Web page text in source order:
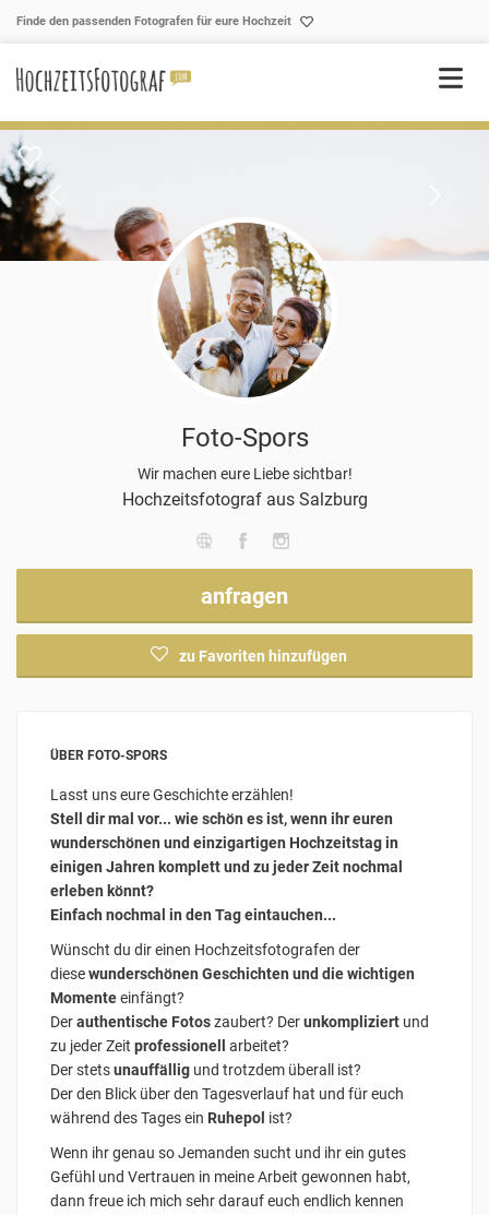
Finde den passenden Fotografen für eure Hochzeit
Foto-Spors
Wir machen eure Liebe sichtbar!
Hochzeitsfotograf aus Salzburg
anfragen
zu Favoriten hinzufügen
ÜBER FOTO-SPORS
Lasst uns eure Geschichte erzählen!
Stell dir mal vor... wie schön es ist, wenn ihr euren
wunderschönen und einzigartigen Hochzeitstag in
einigen Jahren komplett und zu jeder Zeit nochmal
erleben könnt?
Einfach nochmal in den Tag eintauchen...
Wünscht du dir einen Hochzeitsfotografen der
diesewunderschönen Geschichten und die wichtigen
Momenteeinfängt?
Derauthentische Fotoszaubert? Derunkompliziert und
zu jeder Zeit professionell
arbeitet?
Der stetsunauffällig und trotzdem überall ist?
Der den Blick über den Tagesverlauf hat und für euch
während des Tages ein Ruhepol ist?
Wenn ihr genau so Jemanden sucht und ihr ein gutes
Gefühl und Vertrauen in meine Arbeit gewonnen habt,
dann freue ich mich sehr darauf euch endlich kennen